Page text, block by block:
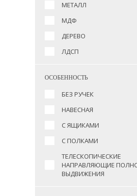
МЕТАЛЛ
МДФ
ДЕРЕВО
ЛДСП
ОСОБЕННОСТЬ
БЕЗ РУЧЕК
НАВЕСНАЯ
С ЯЩИКАМИ
С ПОЛКАМИ
ТЕЛЕСКОПИЧЕСКИЕ
НАПРАВЛЯЮЩИЕ
ВЫДВИЖЕНИЯ